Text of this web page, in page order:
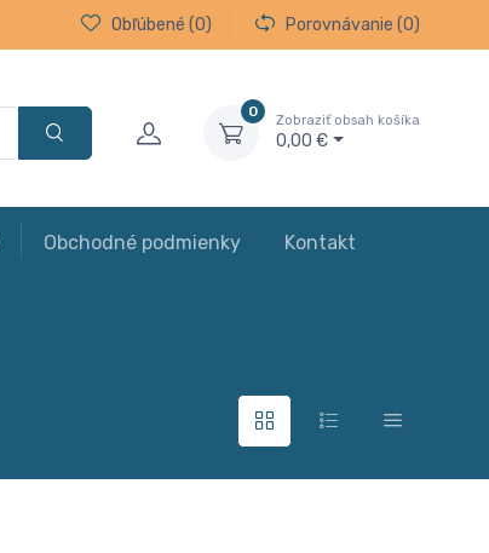
Obľúbené (0) Porovnávanie (0)
0
Zobraziť obsah košíka
0,00 €
Obchodné podmienky Kontakt